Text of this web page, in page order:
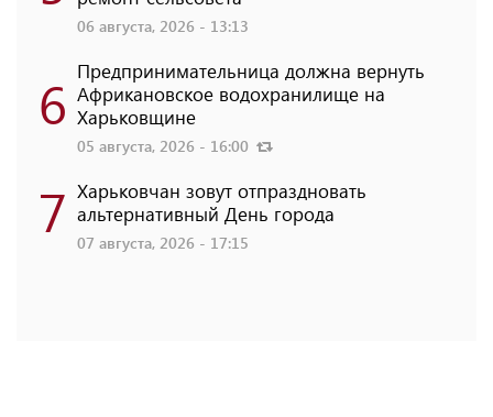
06 августа, 2026 - 13:13
6 Предпринимательница должна вернуть
Африкановское водохранилище на
Харьковщине
05 августа, 2026 - 16:00
7 Харьковчан зовут отпраздновать
альтернативный День города
07 августа, 2026 - 17:15